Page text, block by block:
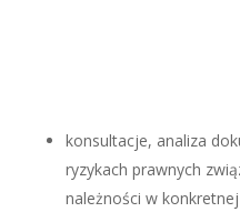
konsultacje, analiza
ryzykach prawnych
należności w